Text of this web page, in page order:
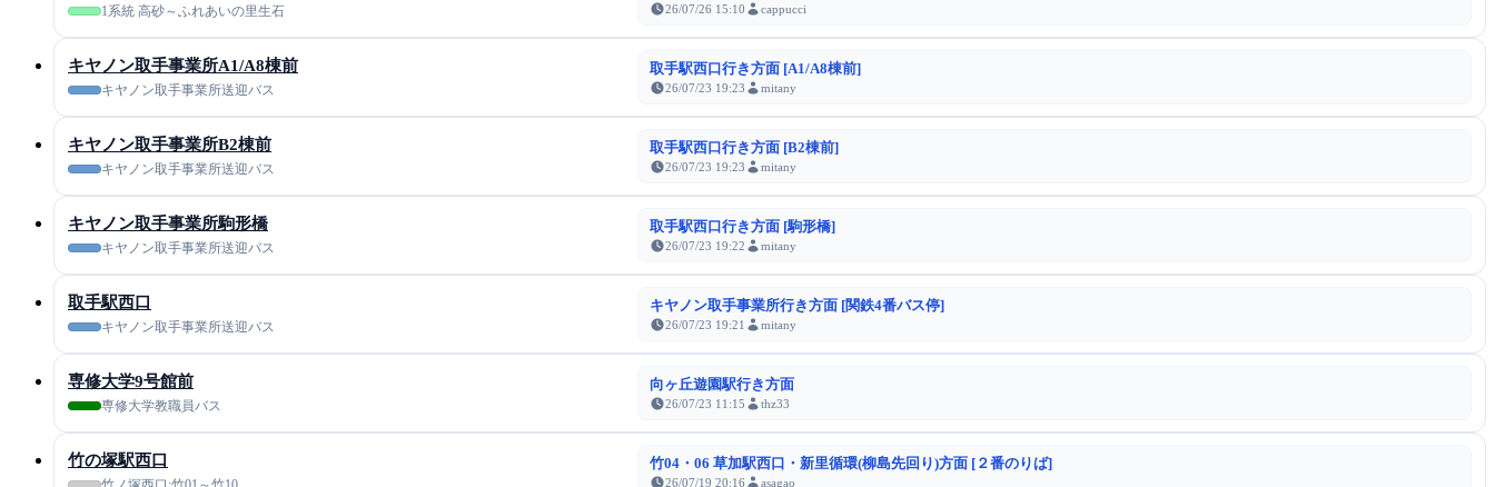
1系統 高砂～ふれあいの里生石 26/07/26 15:10 cappucci
キヤノン取手事業所A1/A8棟前
キヤノン取手事業所送迎バス
取手駅西口行き方面 [A1/A8棟前]
26/07/23 19:23 mitany
キヤノン取手事業所B2棟前
キヤノン取手事業所送迎バス
取手駅西口行き方面 [B2棟前]
26/07/23 19:23 mitany
キヤノン取手事業所駒形橋
キヤノン取手事業所送迎バス
取手駅西口行き方面 [駒形橋]
26/07/23 19:22 mitany
取手駅西口
キヤノン取手事業所送迎バス
キヤノン取手事業所行き方面 [関鉄4番バス停]
26/07/23 19:21 mitany
専修大学9号館前
専修大学教職員バス
向ヶ丘遊園駅行き方面
26/07/23 11:15 thz33
竹の塚駅西口 竹04・06 草加駅西口・新里循環(柳島先回り)方面 [２番のりば]
26/07/19 20:16 asagao